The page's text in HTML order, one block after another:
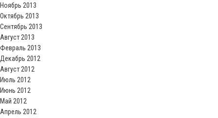
Ноябрь 2013
Октябрь 2013
Сентябрь 2013
Август 2013
Февраль 2013
Декабрь 2012
Август 2012
Июль 2012
Июнь 2012
Май 2012
Апрель 2012